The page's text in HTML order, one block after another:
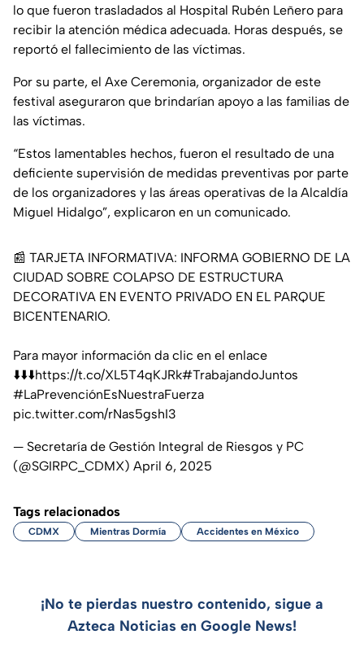
lo que fueron trasladados al Hospital Rubén Leñero para
recibir la atención médica adecuada. Horas después, se
reportó el fallecimiento de las víctimas.
Por su parte, el Axe Ceremonia, organizador de este
festival aseguraron que brindarían apoyo a las familias de
las víctimas.
“Estos lamentables hechos, fueron el resultado de una
deficiente supervisión de medidas preventivas por parte
de los organizadores y las áreas operativas de la Alcaldía
Miguel Hidalgo”, explicaron en un comunicado.
📰 TARJETA INFORMATIVA: INFORMA GOBIERNO DE LA
CIUDAD SOBRE COLAPSO DE ESTRUCTURA
DECORATIVA EN EVENTO PRIVADO EN EL PARQUE
BICENTENARIO.
Para mayor información da clic en el enlace
⬇️⬇️⬇️https://t.co/XL5T4qKJRk#TrabajandoJuntos
#LaPrevenciónEsNuestraFuerza
pic.twitter.com/rNas5gshI3
— Secretaría de Gestión Integral de Riesgos y PC
(@SGIRPC_CDMX) April 6, 2025
Tags relacionados
CDMX Mientras Dormía Accidentes en México
¡No te pierdas nuestro contenido, sigue a
Azteca Noticias en Google News!